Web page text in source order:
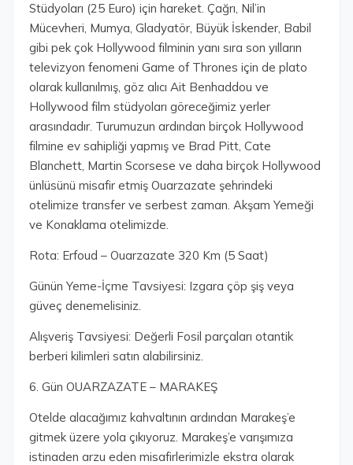
Stüdyoları (25 Euro) için hareket. Çağrı, Nil’in
Mücevheri, Mumya, Gladyatör, Büyük İskender, Babil
gibi pek çok Hollywood filminin yanı sıra son yılların
televizyon fenomeni Game of Thrones için de plato
olarak kullanılmış, göz alıcı Ait Benhaddou ve
Hollywood film stüdyoları göreceğimiz yerler
arasındadır. Turumuzun ardından birçok Hollywood
filmine ev sahipliği yapmış ve Brad Pitt, Cate
Blanchett, Martin Scorsese ve daha birçok Hollywood
ünlüsünü misafir etmiş Ouarzazate şehrindeki
otelimize transfer ve serbest zaman. Akşam Yemeği
ve Konaklama otelimizde.
Rota: Erfoud – Ouarzazate 320 Km (5 Saat)
Günün Yeme-İçme Tavsiyesi: Izgara çöp şiş veya
güveç denemelisiniz.
Alışveriş Tavsiyesi: Değerli Fosil parçaları otantik
berberi kilimleri satın alabilirsiniz.
6. Gün OUARZAZATE – MARAKEŞ
Otelde alacağımız kahvaltının ardından Marakeş’e
gitmek üzere yola çıkıyoruz. Marakeş’e varışımıza
istinaden arzu eden misafirlerimizle ekstra olarak